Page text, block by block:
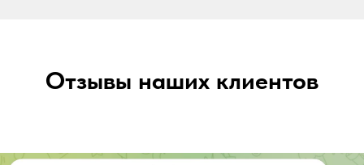
Отзывы наших клиентов